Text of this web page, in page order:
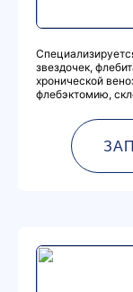
звездочек,
хронической
флебэктомию,